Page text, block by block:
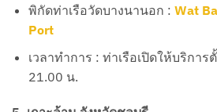
พิกัดท่าเรือวัดบางนานอก : Wat
Port
เวลาทำการ : ท่าเรือเปิดให้บริการ
21.00 น.